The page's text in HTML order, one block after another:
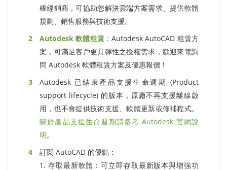
權經銷商，可協助您解決雲端方案需求、提供軟體
規劃、銷售服務與技術支援。
Autodesk 軟體租賃 ：Autodesk AutoCAD 租賃方
案，可滿足客戶更具彈性之授權需求，歡迎來電詢
問 Autodesk 軟體租賃方案及優惠報價！
Autodesk 已結束產品支援生命週期 (Product
support lifecycle) 的版本，原廠不再支援離線啟
用，也不會提供技術支援、軟體更新或修補程式。
關於產品支援生命週期請參考 Autodesk 官網說
明。
訂閱 AutoCAD 的優點：
1. 存取最新軟體：可立即存取最新版本與增強功